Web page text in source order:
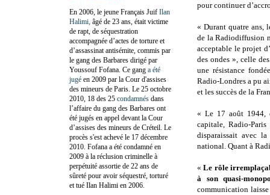
pour continuer
« Durant quatre ans,
de la Radiodiffusion
acceptable le projet
des ondes », celle
une résistance
Radio-Londres a pu
et les succès de la
« Le 17 août 1944,
capitale, Radio-
disparaissait avec
national. Quant à
«Le rôle
à son quasi-
communication laisse
En 2006, le jeune Français Juif Ilan
Halimi, âgé de 23 ans, était victime
de rapt, de séquestration
accompagnée d’actes de torture et
d’assassinat antisémite, commis par
le gang des Barbares dirigé par
Youssouf Fofana. Ce gang a été
jugé en 2009 par la Cour d'assises
des mineurs de Paris. Le 25 octobre
2010, 18 des 25 condamnés dans
l’affaire du gang des Barbares ont
été jugés en appel devant la Cour
d’assises des mineurs de Créteil. Le
procès s'est achevé le 17 décembre
2010. Fofana a été condamné en
2009 à la réclusion criminelle à
perpétuité assortie de 22 ans de
sûreté pour avoir séquestré, torturé
et tué Ilan Halimi en 2006.